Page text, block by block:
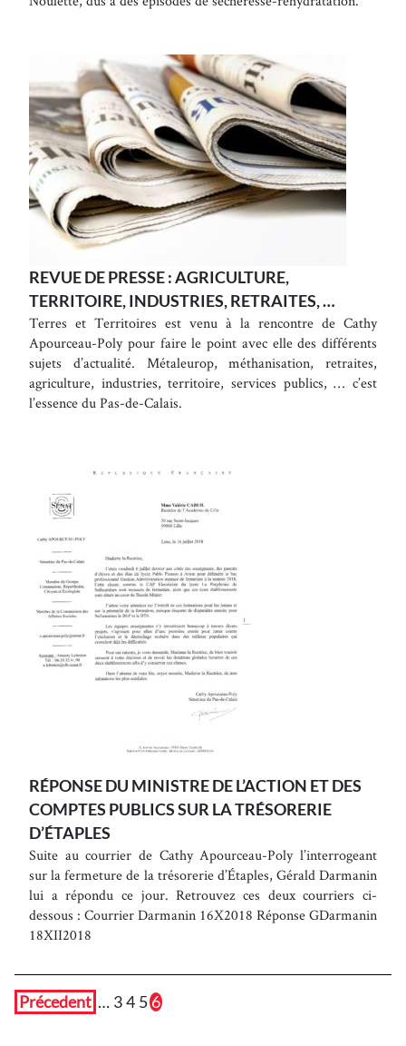
REVUE DE PRESSE : AGRICULTURE,
TERRITOIRE, INDUSTRIES, RETRAITES, …
Terres et Territoires est venu à la rencontre de Cathy
Apourceau-Poly pour faire le point avec elle des différents
sujets d’actualité. Métaleurop, méthanisation, retraites,
agriculture, industries, territoire, services publics, … c’est
l’essence du Pas-de-Calais.
RÉPONSE DU MINISTRE DE L’ACTION ET DES
COMPTES PUBLICS SUR LA TRÉSORERIE
D’ÉTAPLES
Suite au courrier de Cathy Apourceau-Poly l’interrogeant
sur la fermeture de la trésorerie d’Étaples, Gérald Darmanin
lui a répondu ce jour. Retrouvez ces deux courriers ci-
dessous : Courrier Darmanin 16X2018 Réponse GDarmanin
18XII2018
Précedent … 34 5 6